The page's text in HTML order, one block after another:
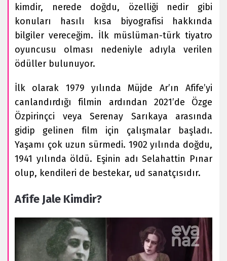
kimdir, nerede doğdu, özelliği nedir gibi
konuları hasılı kısa biyografisi hakkında
bilgiler vereceğim. İlk müslüman-türk tiyatro
oyuncusu olması nedeniyle adıyla verilen
ödüller bulunuyor.
İlk olarak 1979 yılında Müjde Ar’ın Afife’yi
canlandırdığı filmin ardından 2021’de Özge
Özpirinçci veya Serenay Sarıkaya arasında
gidip gelinen film için çalışmalar başladı.
Yaşamı çok uzun sürmedi. 1902 yılında doğdu,
1941 yılında öldü. Eşinin adı Selahattin Pınar
olup, kendileri de bestekar, ud sanatçısıdır.
Afife Jale Kimdir?